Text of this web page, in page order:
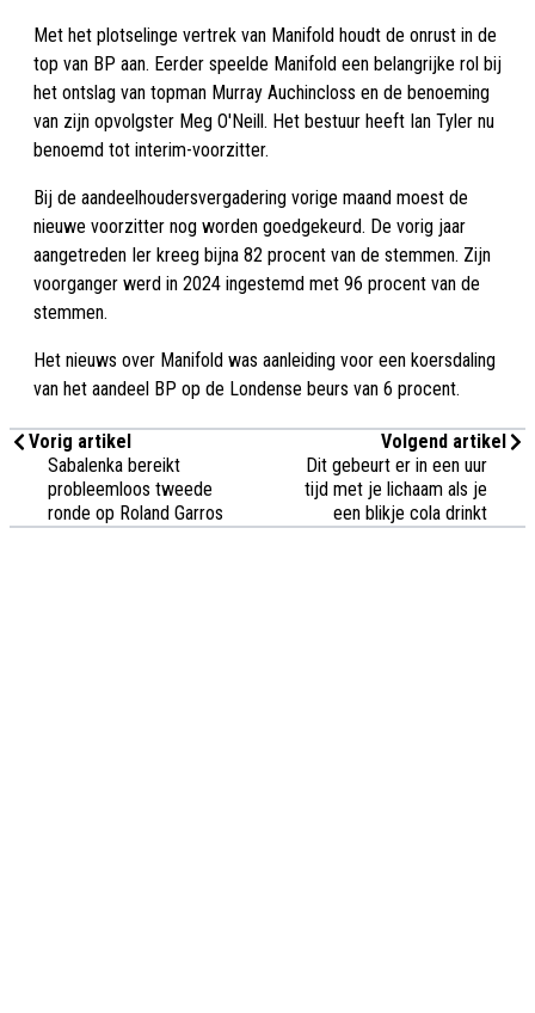
Met het plotselinge vertrek van Manifold houdt de onrust in de
top van BP aan. Eerder speelde Manifold een belangrijke rol bij
het ontslag van topman Murray Auchincloss en de benoeming
van zijn opvolgster Meg O'Neill. Het bestuur heeft Ian Tyler nu
benoemd tot interim-voorzitter.
Bij de aandeelhoudersvergadering vorige maand moest de
nieuwe voorzitter nog worden goedgekeurd. De vorig jaar
aangetreden Ier kreeg bijna 82 procent van de stemmen. Zijn
voorganger werd in 2024 ingestemd met 96 procent van de
stemmen.
Het nieuws over Manifold was aanleiding voor een koersdaling
van het aandeel BP op de Londense beurs van 6 procent.
Vorig artikel
Sabalenka bereikt
probleemloos tweede
ronde op Roland Garros
Volgend artikel
Dit gebeurt er in een uur
tijd met je lichaam als je
een blikje cola drinkt